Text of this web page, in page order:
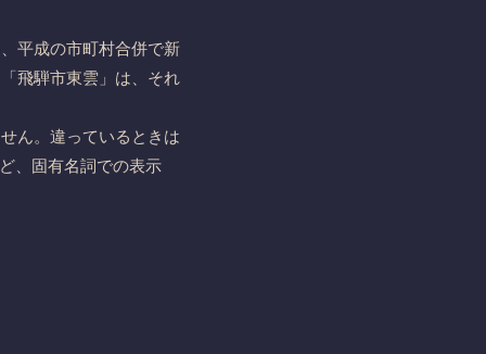
平成の市町村合併で新
飛騨市東雲」は、それ
ん。違っているときは
、固有名詞での表示